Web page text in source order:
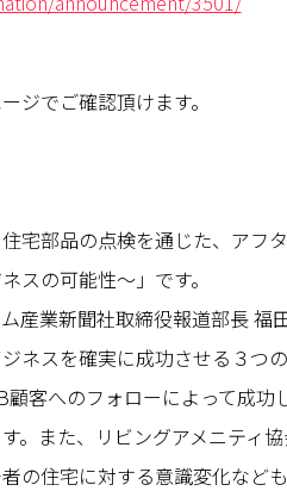
ジでご確認頂けます。
宅部品の点検を通じた、アフ
スの可能性～」です。
産業新聞社取締役報道部長 福
ネスを確実に成功させる３つ
客へのフォローによって成功
。また、リビングアメニティ
の住宅に対する意識変化など